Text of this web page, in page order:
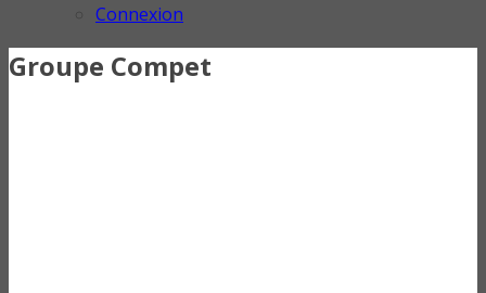
Connexion
Groupe Compet